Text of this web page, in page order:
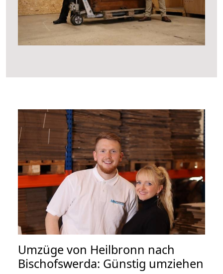
Umzüge von Heilbronn nach
Bischofswerda: Günstig umziehen